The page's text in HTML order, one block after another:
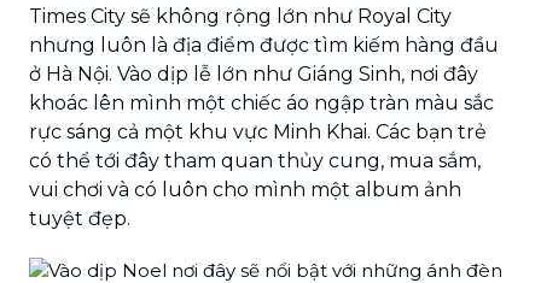
Times City sẽ không rộng lớn như Royal City
nhưng luôn là địa điểm được tìm kiếm hàng đầu
ở Hà Nội. Vào dịp lễ lớn như Giáng Sinh, nơi đây
khoác lên mình một chiếc áo ngập tràn màu sắc
rực sáng cả một khu vực Minh Khai. Các bạn trẻ
có thể tới đây tham quan thủy cung, mua sắm,
vui chơi và có luôn cho mình một album ảnh
tuyệt đẹp.